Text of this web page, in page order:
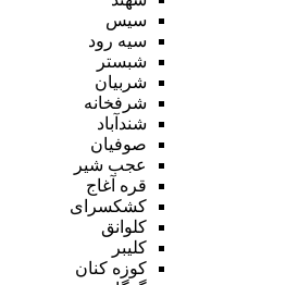
سیس
سیه رود
شبستر
شربیان
شرفخانه
شندآباد
صوفیان
عجب شیر
قره آغاج
کشکسرای
کلوانق
کلیبر
کوزه کنان